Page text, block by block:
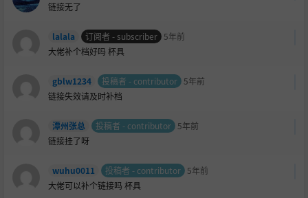
链接无了
lalala 订阅者 - subscriber 5年前
大佬补个档好吗 杯具
gblw1234 投稿者 - contributor 5年前
链接失效请及时补档
潭州张总 投稿者 - contributor 5年前
链接挂了呀
wuhu0011 投稿者 - contributor 5年前
大佬可以补个链接吗 杯具